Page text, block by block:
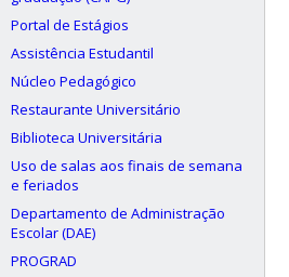
Portal de Estágios
Assistência Estudantil
Núcleo Pedagógico
Restaurante Universitário
Biblioteca Universitária
Uso de salas aos finais de semana
e feriados
Departamento de Administração
Escolar (DAE)
PROGRAD